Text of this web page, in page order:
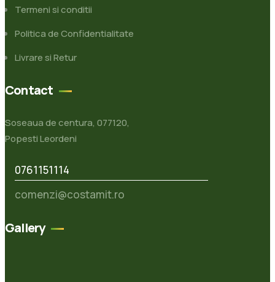
Termeni si conditii
Politica de Confidentialitate
Livrare si Retur
Contact
Soseaua de centura, 077120,
Popesti Leordeni
0761151114
comenzi@costamit.ro
Gallery